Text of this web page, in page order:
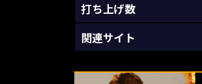
打ち上げ数
関連サイト